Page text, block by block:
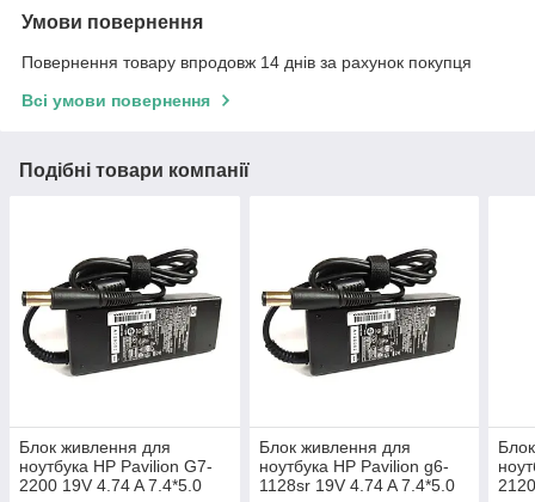
Умови повернення
Повернення товару впродовж 14 днів за рахунок покупця
Всі умови повернення
Подібні товари компанії
Блок живлення для
ноутбука HP Pavilion G7-
2200 19V 4.74 A 7.4*5.0
Блок живлення для
ноутбука HP Pavilion g6-
1128sr 19V 4.74 A 7.4*5.0